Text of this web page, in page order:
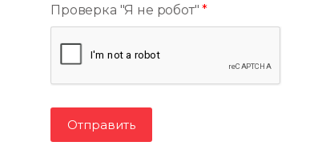
Проверка "Я не робот"*